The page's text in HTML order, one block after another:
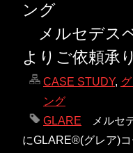
ング
メルセデス
よりご依頼承
CASE STUDY,
ング
GLARE
メルセ
にGLARE®(グレア)コ